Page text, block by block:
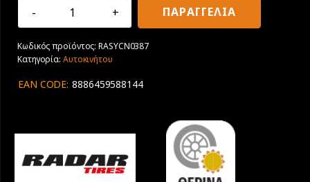
245/40R20
Radar
Dimax
ποσότητα
ΠΑΡΑΓΓΕΛΙΑ
Κωδικός προϊόντος:RASYCN0387
Κατηγορία: Αυτοκινήτου
EAN CODE: 8886459588144